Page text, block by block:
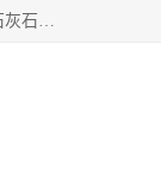
瑞金桂生建材公司一家专业从事建材产品经营研发、生产、销售为一体的福建重钙厂家；主要产品有：灰钙粉，石灰粉，石灰石，生石灰，熟石灰，氧化钙，重钙粉，氢氧化钙，农田石灰，畜牧业用石灰等。欢迎新老客户来电咨询！